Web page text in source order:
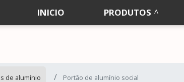
INICIO PRODUTOS
de alumínio Portão de alumínio social